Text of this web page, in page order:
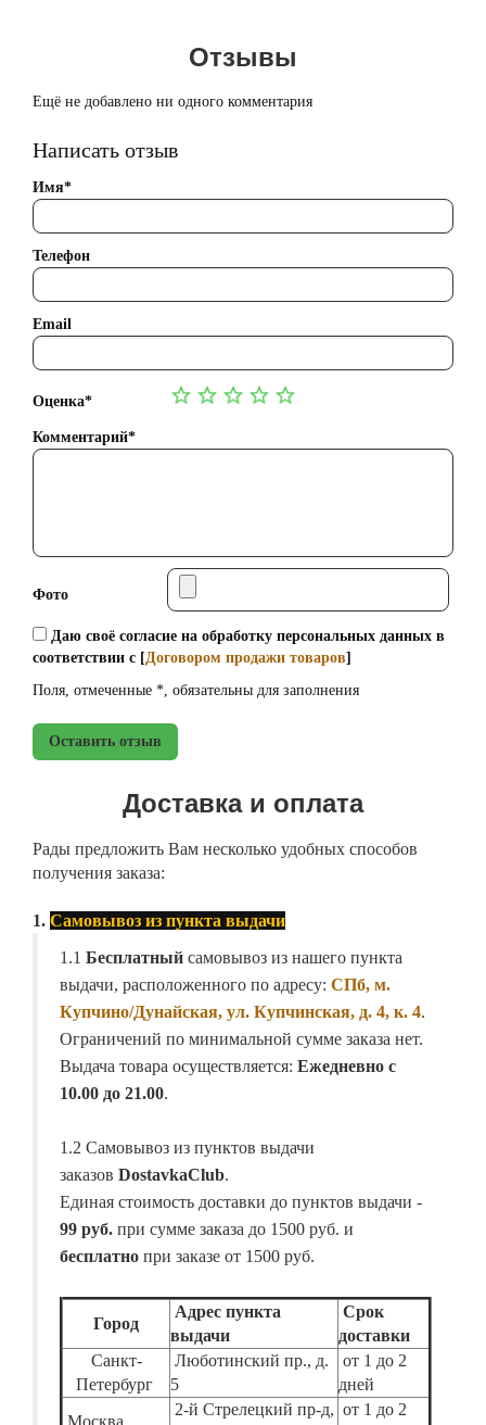
Отзывы
Ещё не добавлено ни одного комментария
Написать отзыв
Имя*
Телефон
Email
Оценка*
Комментарий*
Фото
Даю своё согласие на обработку персональных данных в
соответствии с [Договором продажи товаров]
Поля, отмеченные *, обязательны для заполнения
Оставить отзыв
Доставка и оплата
Рады предложить Вам несколько удобных способов
получения заказа:
1. Самовывоз из пункта выдачи
1.1 Бесплатный самовывоз из нашего пункта
выдачи, расположенного по адресу: СПб, м.
Купчино/Дунайская, ул. Купчинская, д. 4, к. 4.
Ограничений по минимальной сумме заказа нет.
Выдача товара осуществляется: Ежедневно с
10.00 до 21.00.
1.2 Самовывоз из пунктов выдачи
заказов DostavkaClub.
Единая стоимость доставки до пунктов выдачи -
99 руб. при сумме заказа до 1500 руб. и
бесплатно при заказе от 1500 руб.
Город
Адрес пункта
выдачи
Срок
доставки
Санкт-
Петербург
Люботинский пр., д.
5
от 1 до 2
дней
2-й Стрелецкий пр-д, от 1 до 2